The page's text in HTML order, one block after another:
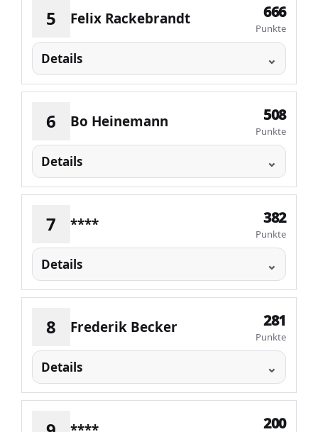
5 Felix Rackebrandt 666
Punkte
Details
6 Bo Heinemann 508
Punkte
Details
7 **** 382
Punkte
Details
8 Frederik Becker 281
Punkte
Details
200